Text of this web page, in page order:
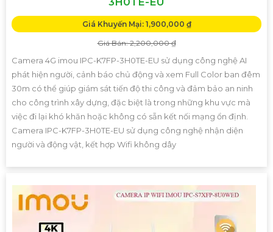
Giá Khuyến Mại: 1,900,000 ₫
Giá Bán: 2,200,000 ₫
Camera 4G imou IPC-K7FP-3H0TE-EU sử dụng công nghệ AI
phát hiện người, cảnh báo chủ động và xem Full Color ban đêm
30m có thể giúp giám sát tiến độ thi công và đảm bảo an ninh
cho công trình xây dựng, đặc biệt là trong những khu vực mà
việc đi lại khó khăn hoặc không có sẵn kết nối mạng ổn định.
Camera IPC-K7FP-3H0TE-EU sử dụng công nghệ nhận diện
người và động vật, kết hợp Wifi không dây